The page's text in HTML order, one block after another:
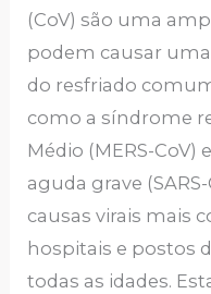
(CoV) são uma
podem causar
do resfriado
como a síndrome
Médio (MERS-
aguda grave
causas virais mais
hospitais e postos
todas as idades.